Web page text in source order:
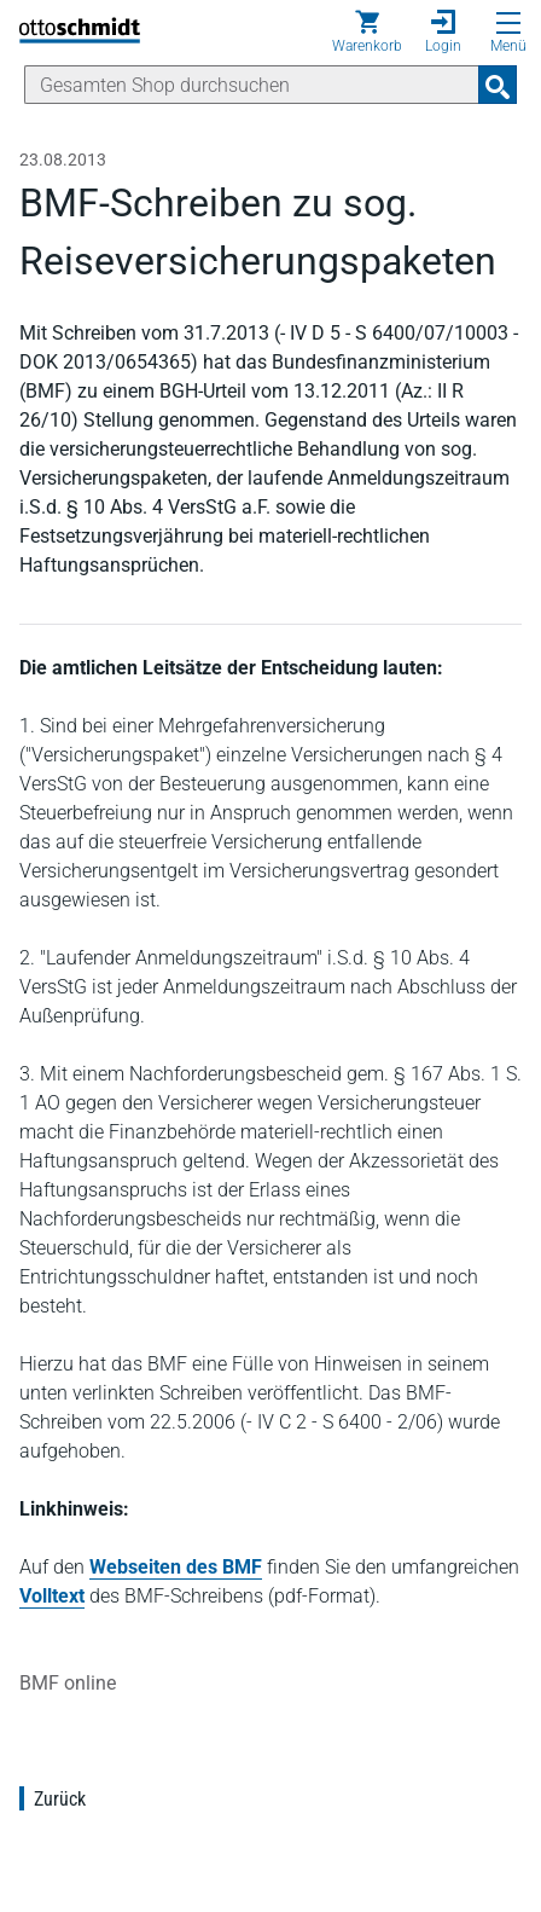
Direkt zum Inhalt
Warenkorb Login Menü
23.08.2013
BMF-Schreiben zu sog.
Reiseversicherungspaketen
Mit Schreiben vom 31.7.2013 (- IV D 5 - S 6400/07/10003 -
DOK 2013/0654365) hat das Bundesfinanzministerium
(BMF) zu einem BGH-Urteil vom 13.12.2011 (Az.: II R
26/10) Stellung genommen. Gegenstand des Urteils waren
die versicherungsteuerrechtliche Behandlung von sog.
Versicherungspaketen, der laufende Anmeldungszeitraum
i.S.d. § 10 Abs. 4 VersStG a.F. sowie die
Festsetzungsverjährung bei materiell-rechtlichen
Haftungsansprüchen.
Die amtlichen Leitsätze der Entscheidung lauten:
1. Sind bei einer Mehrgefahrenversicherung
("Versicherungspaket") einzelne Versicherungen nach § 4
VersStG von der Besteuerung ausgenommen, kann eine
Steuerbefreiung nur in Anspruch genommen werden, wenn
das auf die steuerfreie Versicherung entfallende
Versicherungsentgelt im Versicherungsvertrag gesondert
ausgewiesen ist.
2. "Laufender Anmeldungszeitraum" i.S.d. § 10 Abs. 4
VersStG ist jeder Anmeldungszeitraum nach Abschluss der
Außenprüfung.
3. Mit einem Nachforderungsbescheid gem. § 167 Abs. 1 S.
1 AO gegen den Versicherer wegen Versicherungsteuer
macht die Finanzbehörde materiell-rechtlich einen
Haftungsanspruch geltend. Wegen der Akzessorietät des
Haftungsanspruchs ist der Erlass eines
Nachforderungsbescheids nur rechtmäßig, wenn die
Steuerschuld, für die der Versicherer als
Entrichtungsschuldner haftet, entstanden ist und noch
besteht.
Hierzu hat das BMF eine Fülle von Hinweisen in seinem
unten verlinkten Schreiben veröffentlicht. Das BMF-
Schreiben vom 22.5.2006 (- IV C 2 - S 6400 - 2/06) wurde
aufgehoben.
Linkhinweis:
Auf den Webseiten des BMF finden Sie den umfangreichen
Volltextdes BMF-Schreibens (pdf-Format).
BMF online
Zurück